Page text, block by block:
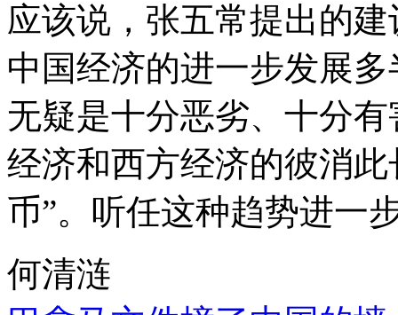
应该说，张五常提出的
中国经济的进一步发展
无疑是十分恶劣、十分
经济和西方经济的彼消
币”。听任这种趋势进一
何清涟